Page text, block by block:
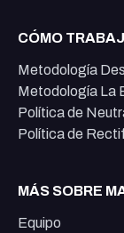
CÓMO
Metodología
Metodología La
Política de
Política de
MÁS SOBRE
Equipo